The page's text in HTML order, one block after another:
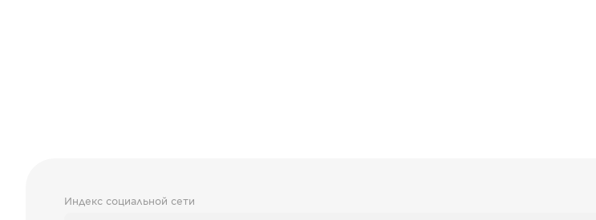
Индекс социальной сети